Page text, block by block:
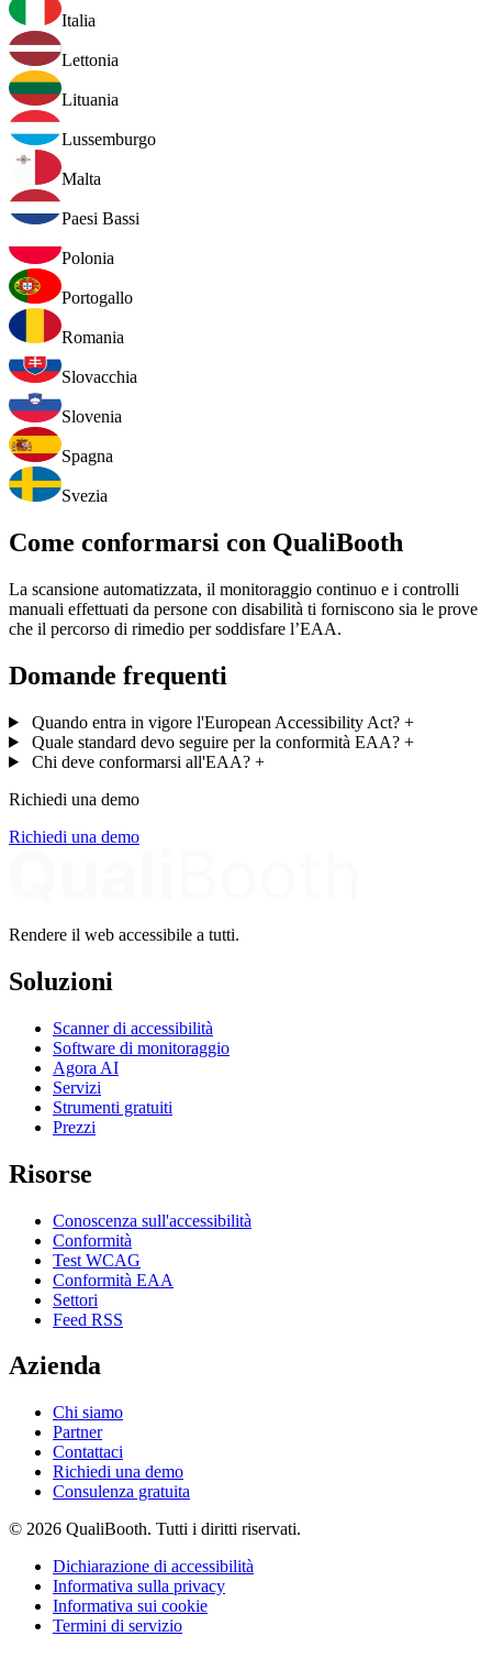
Italia
Lettonia
Lituania
Lussemburgo
Malta
Paesi Bassi
Polonia
Portogallo
Romania
Slovacchia
Slovenia
Spagna
Svezia
Come conformarsi con QualiBooth
La scansione automatizzata, il monitoraggio continuo e i controlli
manuali effettuati da persone con disabilità ti forniscono sia le prove
che il percorso di rimedio per soddisfare l’EAA.
Domande frequenti
Quando entra in vigore l'European Accessibility Act? +
Quale standard devo seguire per la conformità EAA? +
Chi deve conformarsi all'EAA? +
Richiedi una demo
Richiedi una demo
Rendere il web accessibile a tutti.
Soluzioni
Scanner di accessibilità
Software di monitoraggio
Agora AI
Servizi
Strumenti gratuiti
Prezzi
Risorse
Conoscenza sull'accessibilità
Conformità
Test WCAG
Conformità EAA
Settori
Feed RSS
Azienda
Chi siamo
Partner
Contattaci
Richiedi una demo
Consulenza gratuita
© 2026 QualiBooth. Tutti i diritti riservati.
Dichiarazione di accessibilità
Informativa sulla privacy
Informativa sui cookie
Termini di servizio